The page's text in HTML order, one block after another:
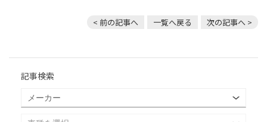
< 前の記事へ 一覧へ戻る 次の記事へ >
記事検索